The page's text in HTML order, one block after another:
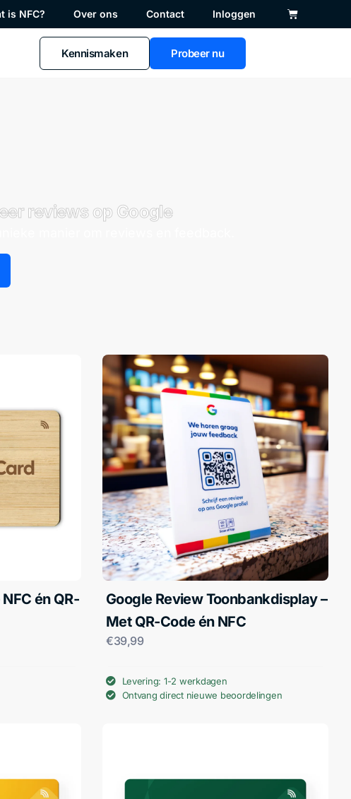
is NFC? Over ons Contact Inloggen
Kennismaken Probeer nu
reviews op Google
én QR-
Google Review Toonbankdisplay –
Met QR-Code én NFC
€39,99
Levering: 1-2 werkdagen
Ontvang direct nieuwe beoordelingen